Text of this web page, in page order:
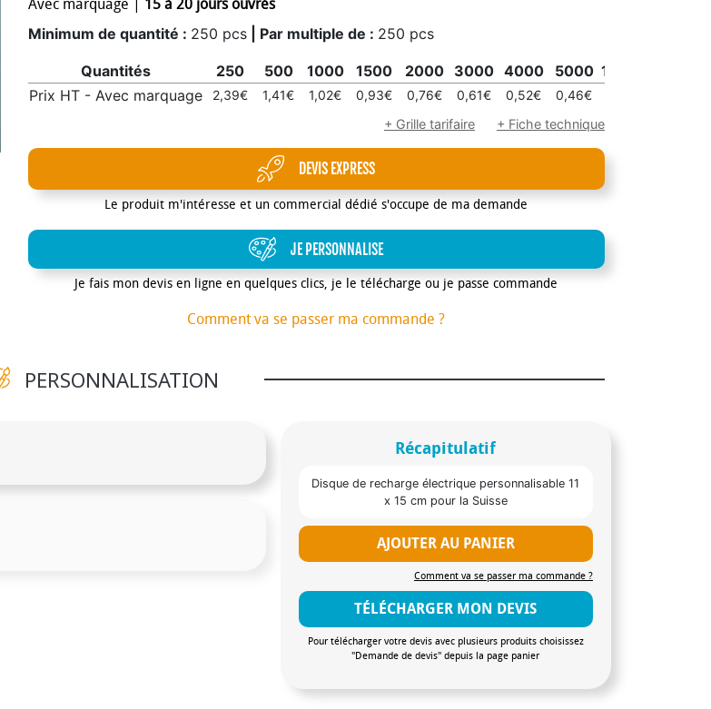
copropriétés ou espaces publics. Plus qu’un simple accessoire, ce disque est un
support de communication durable qui reflète vos valeurs environnementales. En
responsable et engagé dans la mobilité électrique. Imprimé en quadri recto verso
sur un papier couché brillant 400 g/m² avec vernis acrylique, ce disque offre une
finition soignée et professionnelle. Chaque exemplaire est découpé, plié, œilleté et
conçu à partir de papier PEFC, imprimé dans une imprimerie IMPRIM’VERT et
assemblé dans un atelier protégé. Alliant utilité, durabilité et communication, le
disque de recharge personnalisé au format suisse est un outil incontournable pour
toutes les structures équipées de bornes électriques.
Avec marquage | 15 à 20 jours ouvrés
Minimum de quantité : 250 pcs | Par multiple de : 250 pcs
Quantités 250 500 1000 1500 2000 3000 4000 5000 10000
Prix HT - Avec marquage
2,39€ 1,41€ 1,02€ 0,93€ 0,76€ 0,61€ 0,52€ 0,46€
+ Grille tarifaire
+ Fiche technique
DEVIS EXPRESS
Le produit m'intéresse et un commercial dédié s'occupe de ma demande
JE PERSONNALISE
Je fais mon devis en ligne en quelques clics, je le télécharge ou je passe commande
Comment va se passer ma commande ?
PERSONNALISATION
Récapitulatif
Disque de recharge électrique personnalisable 11
x 15 cm pour la Suisse
AJOUTER AU PANIER
Comment va se passer ma commande ?
TÉLÉCHARGER MON DEVIS
Pour télécharger votre devis avec plusieurs produits choisissez
"Demande de devis" depuis la page panier